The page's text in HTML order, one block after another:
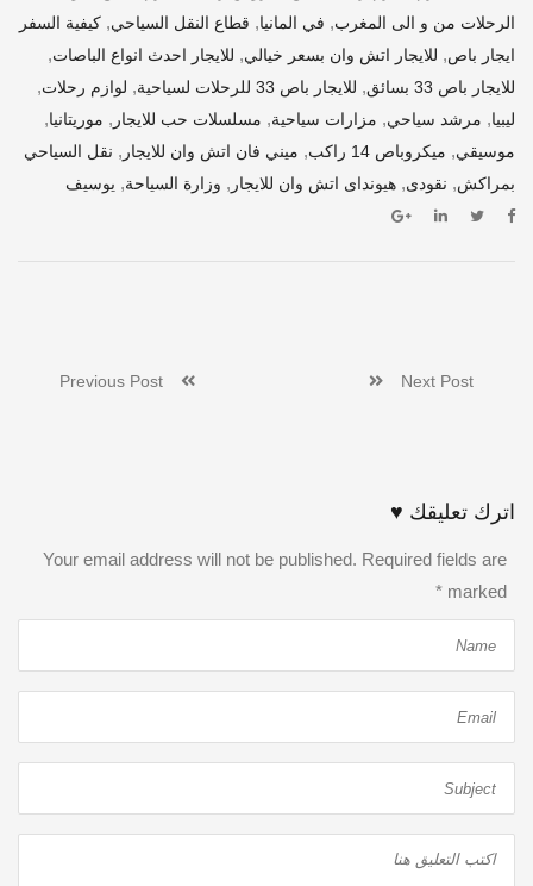
الرحلات من و الى المغرب, في المانيا, قطاع النقل السياحي, كيفية السفر
ايجار باص, للايجار اتش وان بسعر خيالي, للايجار احدث انواع الباصات,
للايجار باص 33 بسائق , للايجار باص 33 للرحلات لسياحية , لوازم رحلات,
ليبيا, مرشد سياحي, مزارات سياحية, مسلسلات حب للايجار , موريتانيا,
موسيقي, ميكروباص 14 راكب , ميني فان اتش وان للايجار , نقل السياحي
بمراكش, نقودى, هيونداى اتش وان للايجار , وزارة السياحة, يوسيف
Next Post
اترك تعليقك ♥
Your email address will not be published. Required fields are
marked
*